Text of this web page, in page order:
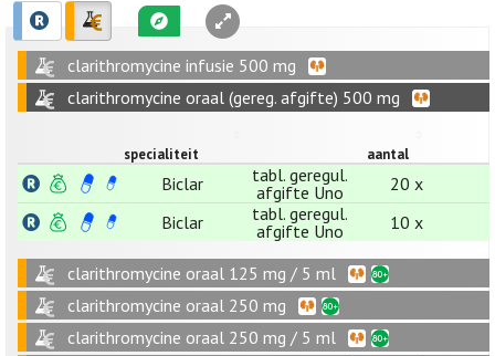
clarithromycine infusie 500 mg
clarithromycine oraal (gereg. afgifte) 500 mg
specialiteit aantal
Biclar
tabl. geregul.
afgifte Uno
20 x
Biclar
tabl. geregul.
afgifte Uno
10 x
clarithromycine oraal 125 mg / 5 ml
clarithromycine oraal 250 mg
clarithromycine oraal 250 mg / 5 ml